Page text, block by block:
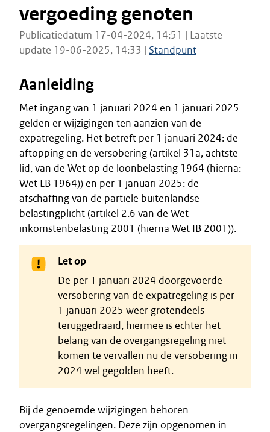
vergoeding genoten
Publicatiedatum 17-04-2024, 14:51 | Laatste
update 19-06-2025, 14:33 | Standpunt
Aanleiding
Met ingang van 1 januari 2024 en 1 januari 2025
gelden er wijzigingen ten aanzien van de
expatregeling. Het betreft per 1 januari 2024: de
aftopping en de versobering (artikel 31a, achtste
lid, van de Wet op de loonbelasting 1964 (hierna:
Wet LB 1964)) en per 1 januari 2025: de
afschaffing van de partiële buitenlandse
belastingplicht (artikel 2.6 van de Wet
inkomstenbelasting 2001 (hierna Wet IB 2001)).
Let op
De per 1 januari 2024 doorgevoerde
versobering van de expatregeling is per
1 januari 2025 weer grotendeels
teruggedraaid, hiermee is echter het
belang van de overgangsregeling niet
komen te vervallen nu de versobering in
2024 wel gegolden heeft.
Bij de genoemde wijzigingen behoren
overgangsregelingen. Deze zijn opgenomen in